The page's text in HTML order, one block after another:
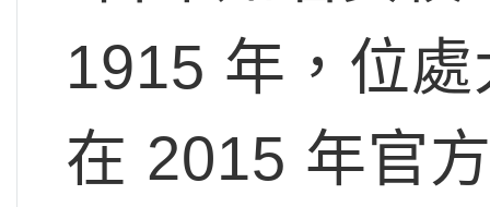
1915 年，位
在 2015 年官